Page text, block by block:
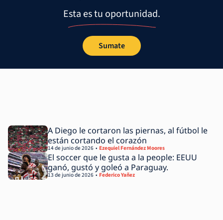
Esta es tu oportunidad.
Sumate
A Diego le cortaron las piernas, al fútbol le
están cortando el corazón
Ezequiel Fernández Moores
14 de junio de 2026
El soccer que le gusta a la people: EEUU
ganó, gustó y goleó a Paraguay.
Federico Yañez
13 de junio de 2026